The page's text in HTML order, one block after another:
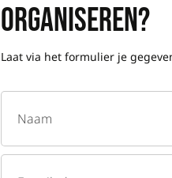
ORGANISEREN?
Laat via het formulier je